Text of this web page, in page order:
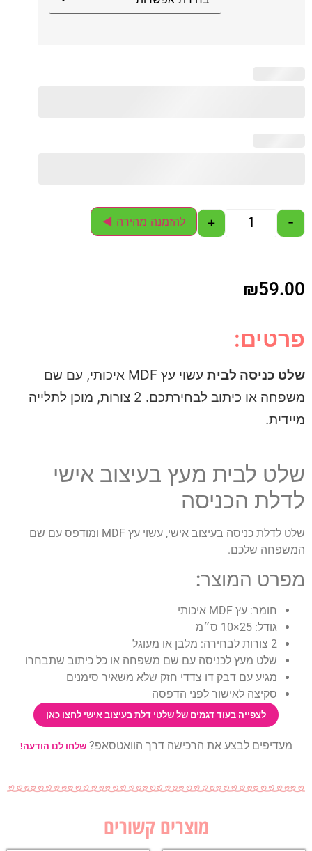
-
+ להזמנה מהירה ◄
₪59.00
פרטים:
שלט כניסה לבית
עשוי עץ MDF איכותי, עם שם
משפחה או כיתוב לבחירתכם. 2 צורות, מוכן לתלייה
מיידית.
שלט לבית מעץ בעיצוב אישי
לדלת הכניסה
שלט לדלת כניסה בעיצוב אישי, עשוי עץ MDF ומודפס עם שם
המשפחה שלכם.
מפרט המוצר:
חומר: עץ MDF איכותי
גודל: 25×10 ס״מ
2 צורות לבחירה: מלבן או מעוגל
שלט מעץ לכניסה עם שם משפחה או כל כיתוב שתבחרו
מגיע עם דבק דו צדדי חזק שלא משאיר סימנים
סקיצה לאישור לפני הדפסה
לצפייה בעוד דגמים של שלטי דלת בעיצוב אישי לחצו כאן
מעדיפים לבצע את הרכישה דרך הוואטסאפ?שלחו לנו הודעה!
מוצרים קשורים